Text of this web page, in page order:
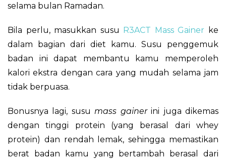
selama bulan Ramadan.
Bila perlu, masukkan susu R3ACT Mass Gainer ke
dalam bagian dari diet kamu. Susu penggemuk
badan ini dapat membantu kamu memperoleh
kalori ekstra dengan cara yang mudah selama jam
tidak berpuasa.
Bonusnya lagi, susu mass gainerini juga dikemas
dengan tinggi protein (yang berasal dari whey
protein) dan rendah lemak, sehingga memastikan
berat badan kamu yang bertambah berasal dari